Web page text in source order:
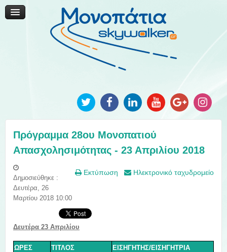
Μονοπάτια Καινοτομίας
Μονοπάτια Τοπικής Ανάπτυξης
Ανακοινώσεις
Φωτογραφίες
Πρόγραμμα 28ου Μονοπατιού
Απασχολησιμότητας - 23 Απριλίου 2018
Εκτύπωση Ηλεκτρονικό ταχυδρομείο
Δημοσιεύθηκε :
Δευτέρα, 26
Μαρτίου 2018 10:00
Δευτέρα 23 Απριλίου
ΩΡΕΣ ΤΙΤΛΟΣ ΕΙΣΗΓΗΤΗΣ/ΕΙΣΗΓΗΤΡΙΑ